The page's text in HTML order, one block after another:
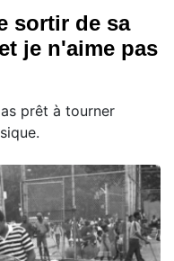
sortir de sa
je n'aime pas
prêt à tourner